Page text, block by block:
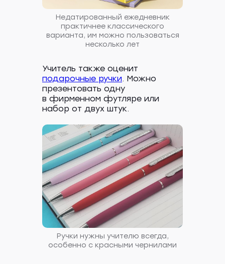
Недатированный ежедневник
практичнее классического
варианта, им можно пользоваться
несколько лет
Учитель также оценит
подарочные ручки. Можно
презентовать одну
в фирменном футляре или
набор от двух штук.
Ручки нужны учителю всегда,
особенно с красными чернилами